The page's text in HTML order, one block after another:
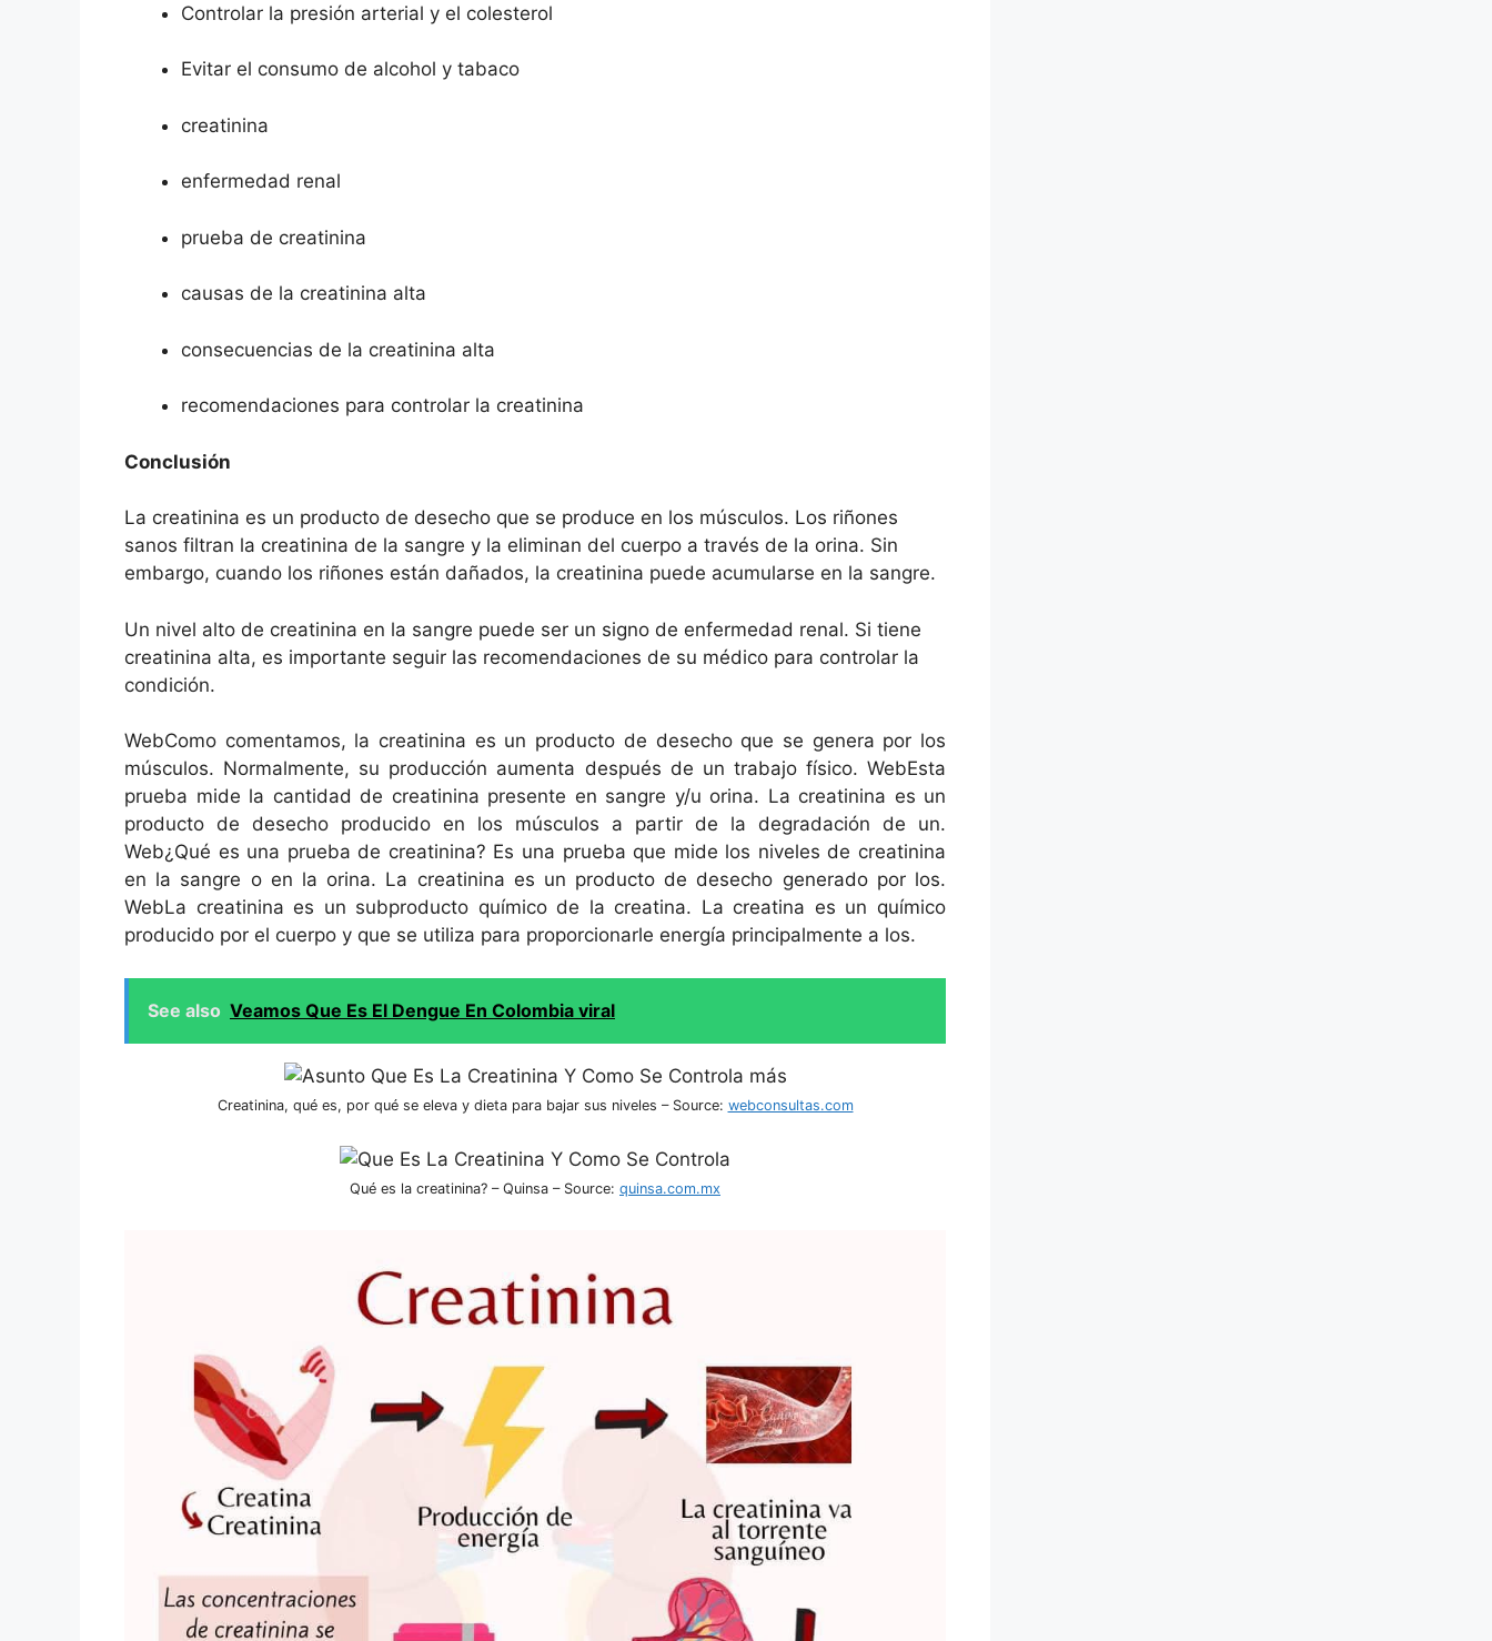
Controlar la presión arterial y el colesterol
Evitar el consumo de alcohol y tabaco
creatinina
enfermedad renal
prueba de creatinina
causas de la creatinina alta
consecuencias de la creatinina alta
recomendaciones para controlar la creatinina
Conclusión
La creatinina es un producto de desecho que se produce en los músculos. Los riñones
sanos filtran la creatinina de la sangre y la eliminan del cuerpo a través de la orina. Sin
embargo, cuando los riñones están dañados, la creatinina puede acumularse en la sangre.
Un nivel alto de creatinina en la sangre puede ser un signo de enfermedad renal. Si tiene
creatinina alta, es importante seguir las recomendaciones de su médico para controlar la
condición.
WebComo comentamos, la creatinina es un producto de desecho que se genera por los
músculos. Normalmente, su producción aumenta después de un trabajo físico. WebEsta
prueba mide la cantidad de creatinina presente en sangre y/u orina. La creatinina es un
producto de desecho producido en los músculos a partir de la degradación de un.
Web¿Qué es una prueba de creatinina? Es una prueba que mide los niveles de creatinina
en la sangre o en la orina. La creatinina es un producto de desecho generado por los.
WebLa creatinina es un subproducto químico de la creatina. La creatina es un químico
producido por el cuerpo y que se utiliza para proporcionarle energía principalmente a los.
See also Veamos Que Es El Dengue En Colombia viral
Creatinina, qué es, por qué se eleva y dieta para bajar sus niveles – Source: webconsultas.com
Qué es la creatinina? – Quinsa – Source: quinsa.com.mx